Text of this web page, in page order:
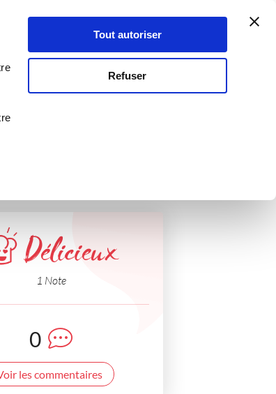
Tout autoriser
Refuser
Se connecter
Délicieux
1 Note
0
les commentaires